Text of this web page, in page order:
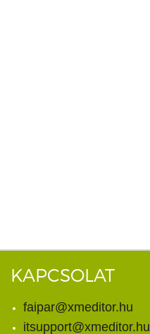
KAPCSOLAT
faipar@xmeditor.hu
itsupport@xmeditor.hu